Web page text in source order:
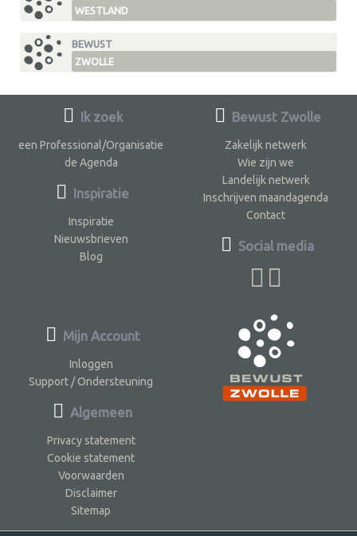
WESTLAND
BEWUST
ZWOLLE
Ik zoek
een Professional/Organisatie
de Agenda
Inspiratie
Inspiratie
Nieuwsbrieven
Blog
Bewust Zwolle
Zakelijk netwerk
Wie zijn we
Landelijk netwerk
Inschrijven maandagenda
Contact
Social media
Mijn Account
Inloggen
Support / Ondersteuning
Algemeen
Privacy statement
Cookie statement
Voorwaarden
Disclaimer
Sitemap